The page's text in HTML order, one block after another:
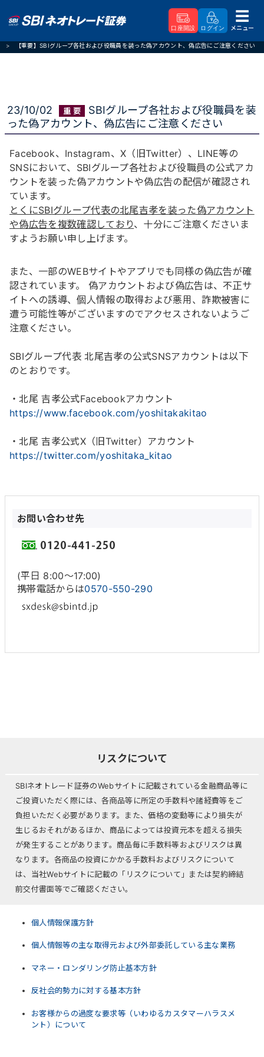
口座開設 ログイン
メニュー
【重要】SBIグループ各社および役職員を装った偽アカウント、偽広告にご注意ください
23/10/02
SBIグループ各社および役職員を装
った偽アカウント、偽広告にご注意ください
Facebook、Instagram、X（旧Twitter）、LINE等の
SNSにおいて、SBIグループ各社および役職員の公式アカ
ウントを装った偽アカウントや偽広告の配信が確認され
ています。
とくにSBIグループ代表の北尾吉孝を装った偽アカウント
や偽広告を複数確認しており、十分にご注意くださいま
すようお願い申し上げます。
また、一部のWEBサイトやアプリでも同様の偽広告が確
認されています。 偽アカウントおよび偽広告は、不正サ
イトへの誘導、個人情報の取得および悪用、詐欺被害に
遭う可能性等がございますのでアクセスされないようご
注意ください。
SBIグループ代表 北尾吉孝の公式SNSアカウントは以下
のとおりです。
・北尾 吉孝公式Facebookアカウント
https://www.facebook.com/yoshitakakitao
・北尾 吉孝公式X（旧Twitter）アカウント
https://twitter.com/yoshitaka_kitao
お問い合わせ先
(平日 8:00〜17:00)
携帯電話からは0570-550-290
リスクについて
SBIネオトレード証券のWebサイトに記載されている金融商品等に
ご投資いただく際には、各商品等に所定の手数料や諸経費等をご
負担いただく必要があります。また、価格の変動等により損失が
生じるおそれがあるほか、商品によっては投資元本を超える損失
が発生することがあります。商品毎に手数料等およびリスクは異
なります。各商品の投資にかかる手数料およびリスクについて
は、当社Webサイトに記載の「リスクについて」または契約締結
前交付書面等でご確認ください。
個人情報保護方針
個人情報等の主な取得元および外部委託している主な業務
マネー・ロンダリング防止基本方針
反社会的勢力に対する基本方針
お客様からの過度な要求等（いわゆるカスタマーハラスメ
ント）について